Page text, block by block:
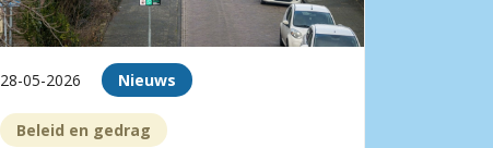
28-05-2026 Nieuws
Beleid en gedrag